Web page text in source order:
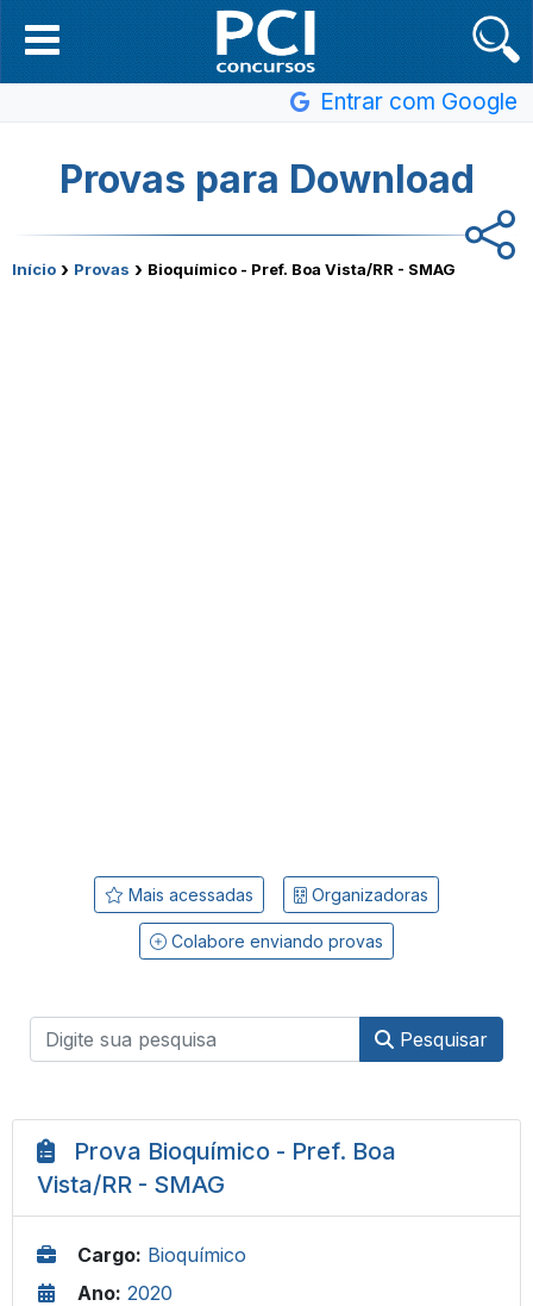
Entrar com Google
Provas para Download
Início › Provas › Bioquímico - Pref. Boa Vista/RR - SMAG
Mais acessadas Organizadoras
Colabore enviando provas
Pesquisar
Prova Bioquímico - Pref. Boa
Vista/RR - SMAG
Cargo: Bioquímico
Ano: 2020